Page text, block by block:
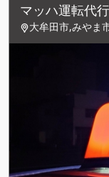
マッハ運転代行
大牟田市,みやま